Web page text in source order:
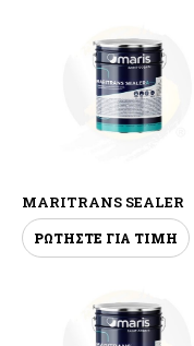
MARITRANS SEALER
ΡΩΤΗΣΤΕ ΓΙΑ ΤΙΜΗ